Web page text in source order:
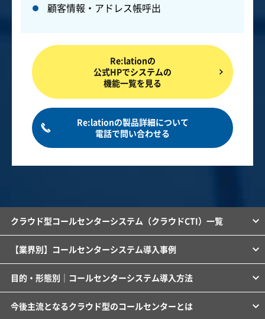
顧客情報・アドレス帳呼出
Re:lationの
公式HPでシステムの
機能一覧を見る
Re:lationの製品詳細について
電話で問い合わせる
クラウド型コールセンターシステム（クラウドCTI）一覧
【業界別】コールセンターシステム導入事例
目的・形態別｜コールセンターシステム導入方法
今後主流となるクラウド型のコールセンターとは